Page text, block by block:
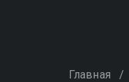
Главная /